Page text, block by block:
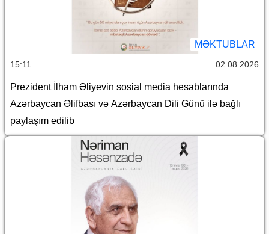
MƏKTUBLAR
15:11 02.08.2026
Prezident İlham Əliyevin sosial media hesablarında
Azərbaycan Əlifbası və Azərbaycan Dili Günü ilə bağlı
paylaşım edilib